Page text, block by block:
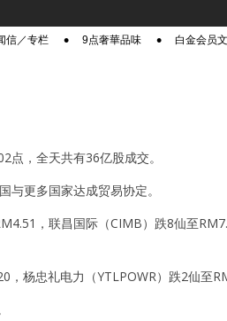
信／专栏 9点奢華品味 白金会员
，全天共有36亿股成交。
更多国家达成贸易协定。
，联昌国际（CIMB）跌8仙至
杨忠礼电力（YTLPOWR）跌2仙至